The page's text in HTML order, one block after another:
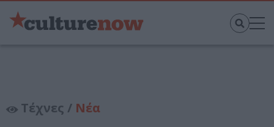
Τέχνες / Νέα